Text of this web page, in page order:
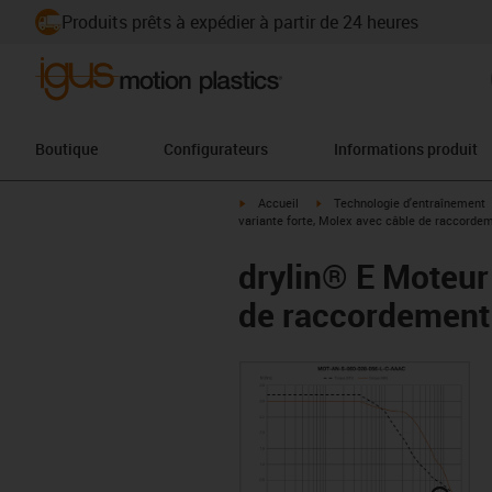
Produits prêts à expédier à partir de 24 heures
Boutique Configurateurs Informations produit
igus-icon-arrow-right
Accueil igus-icon-arrow-right
Technologie d'entraînement
variante forte, Molex avec câble de
drylin® E
de